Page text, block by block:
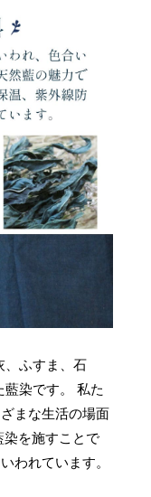
、ふすま、石
染です。 私た
まな生活の場面
染を施すことで
われています。